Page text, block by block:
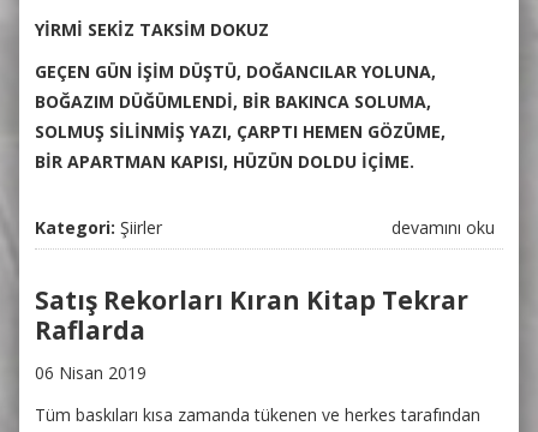
YİRMİ SEKİZ TAKSİM DOKUZ
GEÇEN GÜN İŞİM DÜŞTÜ, DOĞANCILAR YOLUNA,
BOĞAZIM DÜĞÜMLENDİ, BİR BAKINCA SOLUMA,
SOLMUŞ SİLİNMİŞ YAZI, ÇARPTI HEMEN GÖZÜME,
BİR APARTMAN KAPISI, HÜZÜN DOLDU İÇİME.
Kategori:Şiirler
YİRMİ SEKİZ
TAKSİM DOKUZ -
Necmettin
Şahinler hakkında
devamını oku
Satış Rekorları Kıran Kitap Tekrar
Raflarda
06 Nisan 2019
Tüm baskıları kısa zamanda tükenen ve herkes tarafından